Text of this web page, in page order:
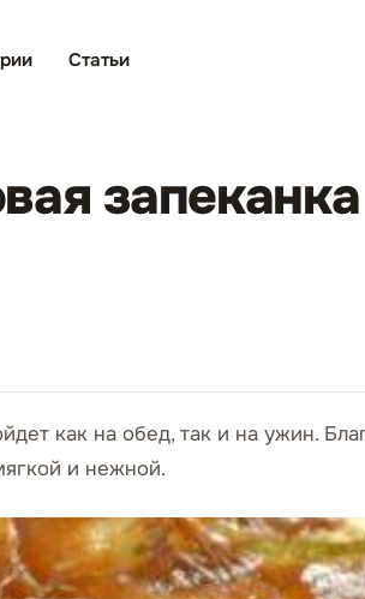
Статьи
как на обед, так и на ужин.
и нежной.